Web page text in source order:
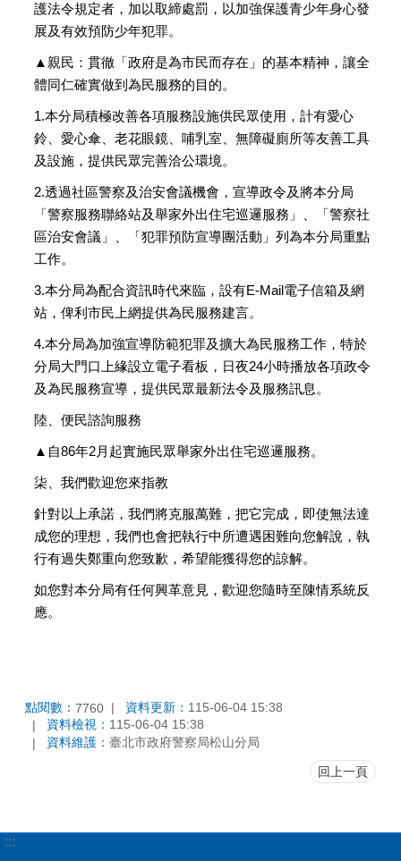
護法令規定者，加以取締處罰，以加強保護青少年身心發
展及有效預防少年犯罪。
▲親民：貫徹「政府是為市民而存在」的基本精神，讓全
體同仁確實做到為民服務的目的。
1.本分局積極改善各項服務設施供民眾使用，計有愛心
鈴、愛心傘、老花眼鏡、哺乳室、無障礙廁所等友善工具
及設施，提供民眾完善洽公環境。
2.透過社區警察及治安會議機會，宣導政令及將本分局
「警察服務聯絡站及舉家外出住宅巡邏服務」、「警察社
區治安會議」、「犯罪預防宣導團活動」列為本分局重點
工作。
3.本分局為配合資訊時代來臨，設有E-Mail電子信箱及網
站，俾利市民上網提供為民服務建言。
4.本分局為加強宣導防範犯罪及擴大為民服務工作，特於
分局大門口上緣設立電子看板，日夜24小時播放各項政令
及為民服務宣導，提供民眾最新法令及服務訊息。
陸、便民諮詢服務
▲自86年2月起實施民眾舉家外出住宅巡邏服務。
柒、我們歡迎您來指教
針對以上承諾，我們將克服萬難，把它完成，即使無法達
成您的理想，我們也會把執行中所遭遇困難向您解說，執
行有過失鄭重向您致歉，希望能獲得您的諒解。
如您對本分局有任何興革意見，歡迎您隨時至陳情系統反
應。
點閱數： 7760 資料更新： 115-06-04 15:38
資料檢視： 115-06-04 15:38
資料維護： 臺北市政府警察局松山分局
回上一頁
:::